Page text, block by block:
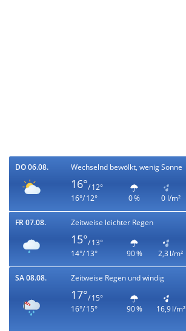
DO 06.08. Wechselnd bewölkt, wenig Sonne
16°/ 12°
16°/ 12°
0 % 0 l/m²
FR 07.08. Zeitweise leichter Regen
15°/ 13°
14°/ 13°
90 % 2,3 l/m²
SA 08.08. Zeitweise Regen und windig
17°/ 15°
16°/ 15°
90 % 16,9 l/m²